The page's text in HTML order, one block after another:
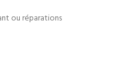
ou réparations